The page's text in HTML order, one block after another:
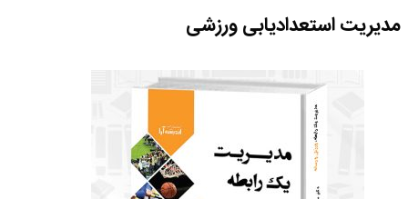
مدیریت استعدادیابی ورزشی